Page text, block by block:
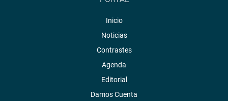
Inicio
Noticias
Contrastes
Agenda
Editorial
Damos Cuenta